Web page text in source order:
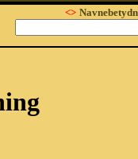
<>